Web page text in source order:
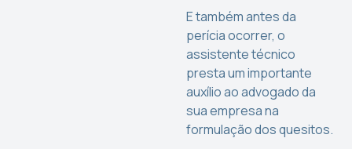
E também antes da
perícia ocorrer, o
assistente técnico
presta um importante
auxílio ao advogado da
sua empresa na
formulação dos quesitos.